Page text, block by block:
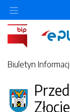
Biuletyn